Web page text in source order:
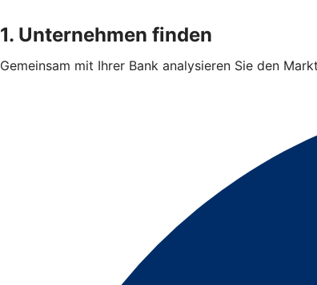
1. Unternehmen finden
Gemeinsam mit Ihrer Bank analysieren Sie den